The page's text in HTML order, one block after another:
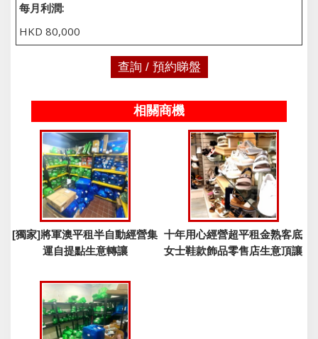
每月利潤:
HKD 80,000
查詢 / 預約睇盤
相關商機
[獨家]將軍澳平租半自動經營集
運自提點生意轉讓
十年用心經營超平租金熟客底
女士鞋款飾品零售店生意頂讓